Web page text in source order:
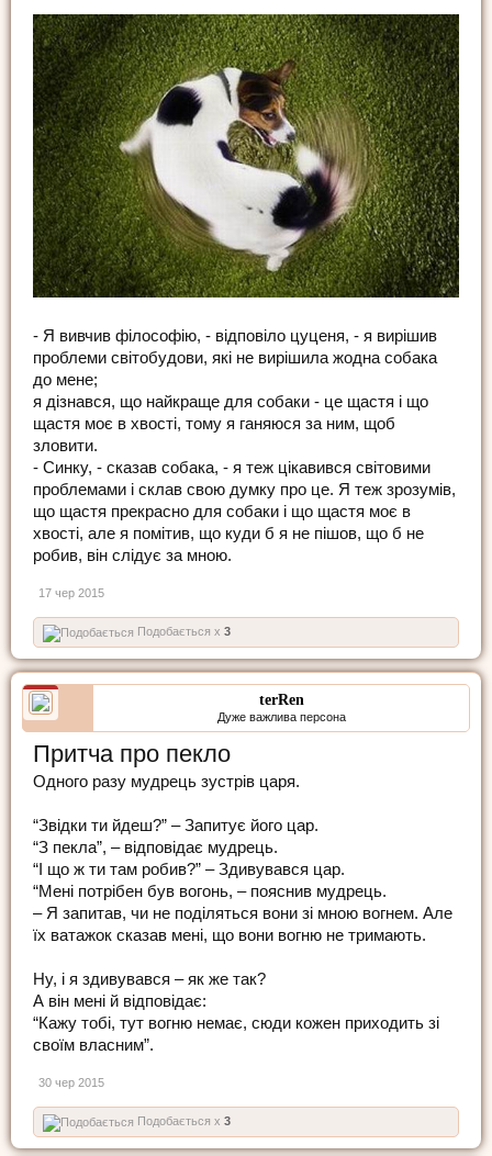
- Я вивчив філософію, - відповіло цуценя, - я вирішив
проблеми світобудови, які не вирішила жодна собака
до мене;
я дізнався, що найкраще для собаки - це щастя і що
щастя моє в хвості, тому я ганяюся за ним, щоб
зловити.
- Синку, - сказав собака, - я теж цікавився світовими
проблемами і склав свою думку про це. Я теж зрозумів,
що щастя прекрасно для собаки і що щастя моє в
хвості, але я помітив, що куди б я не пішов, що б не
робив, він слідує за мною.
17 чер 2015
Подобається x 3
terRen
Дуже важлива персона
Притча про пекло
Одного разу мудрець зустрів царя.
“Звідки ти йдеш?” – Запитує його цар.
“З пекла”, – відповідає мудрець.
“І що ж ти там робив?” – Здивувався цар.
“Мені потрібен був вогонь, – пояснив мудрець.
– Я запитав, чи не поділяться вони зі мною вогнем. Але
їх ватажок сказав мені, що вони вогню не тримають.
Ну, і я здивувався – як же так?
А він мені й відповідає:
“Кажу тобі, тут вогню немає, сюди кожен приходить зі
своїм власним”.
30 чер 2015
Подобається x 3